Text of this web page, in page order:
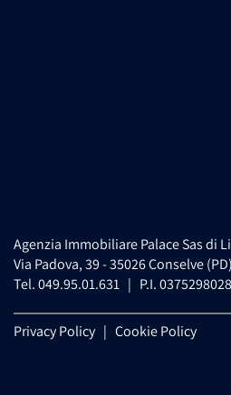
Agenzia Immobiliare Palace Sas di
Via Padova, 39 - 35026 Conselve (PD)
Tel. 049.95.01.631 | P.I.
Privacy Policy | Cookie Policy